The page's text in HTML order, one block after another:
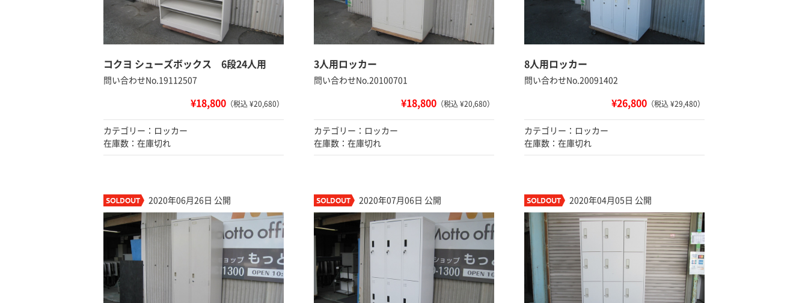
コクヨ シューズボックス 6段24人用
問い合わせNo.19112507
¥18,800 （税込 ¥20,680）
カテゴリー：ロッカー
在庫数：在庫切れ
3人用ロッカー
問い合わせNo.20100701
¥18,800 （税込 ¥20,680）
カテゴリー：ロッカー
在庫数：在庫切れ
8人用ロッカー
問い合わせNo.20091402
¥26,800 （税込 ¥29,480）
カテゴリー：ロッカー
在庫数：在庫切れ
2020年06月26日 公開 2020年07月06日 公開 2020年04月05日 公開